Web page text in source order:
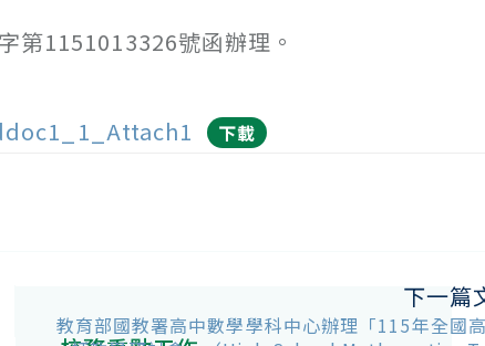
第1151013326號函辦理。
下載
下一篇
教育部國教署高中數學學科中心辦理「115年全國